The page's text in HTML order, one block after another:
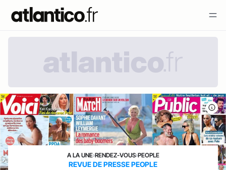
A LA UNE›RENDEZ-VOUS›PEOPLE
REVUE DE PRESSE PEOPLE